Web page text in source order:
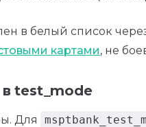
в белый список
картами, не
test_mode
Для